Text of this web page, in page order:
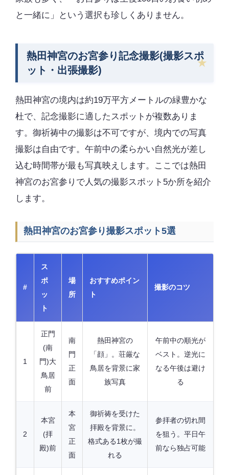
と一緒に」という選択も珍しくありません。
熱田神宮のお宮参り記念撮影(撮影スポ
ット・出張撮影)
熱田神宮の境内は約19万平方メートルの緑豊かな
杜で、記念撮影に適したスポットが複数ありま
す。御祈祷中の撮影は不可ですが、境内での写真
撮影は自由です。午前中の柔らかい自然光が差し
込む時間帯が最も写真映えします。ここでは熱田
神宮のお宮参りで人気の撮影スポット5か所を紹介
します。
熱田神宮のお宮参り撮影スポット5選
#
ス
ポ
ッ
ト
場
所
おすすめポイン
ト
撮影のコツ
1
正門
(南
門)大
鳥居
前
南
門
正
面
熱田神宮の
「顔」。荘厳な
鳥居を背景に家
族写真
午前中の順光が
ベスト。逆光に
なる午後は避け
る
2
本宮
(拝
殿)前
本
宮
正
面
御祈祷を受けた
拝殿を背景に。
格式ある1枚が撮
れる
参拝者の切れ間
を狙う。平日午
前なら独占可能